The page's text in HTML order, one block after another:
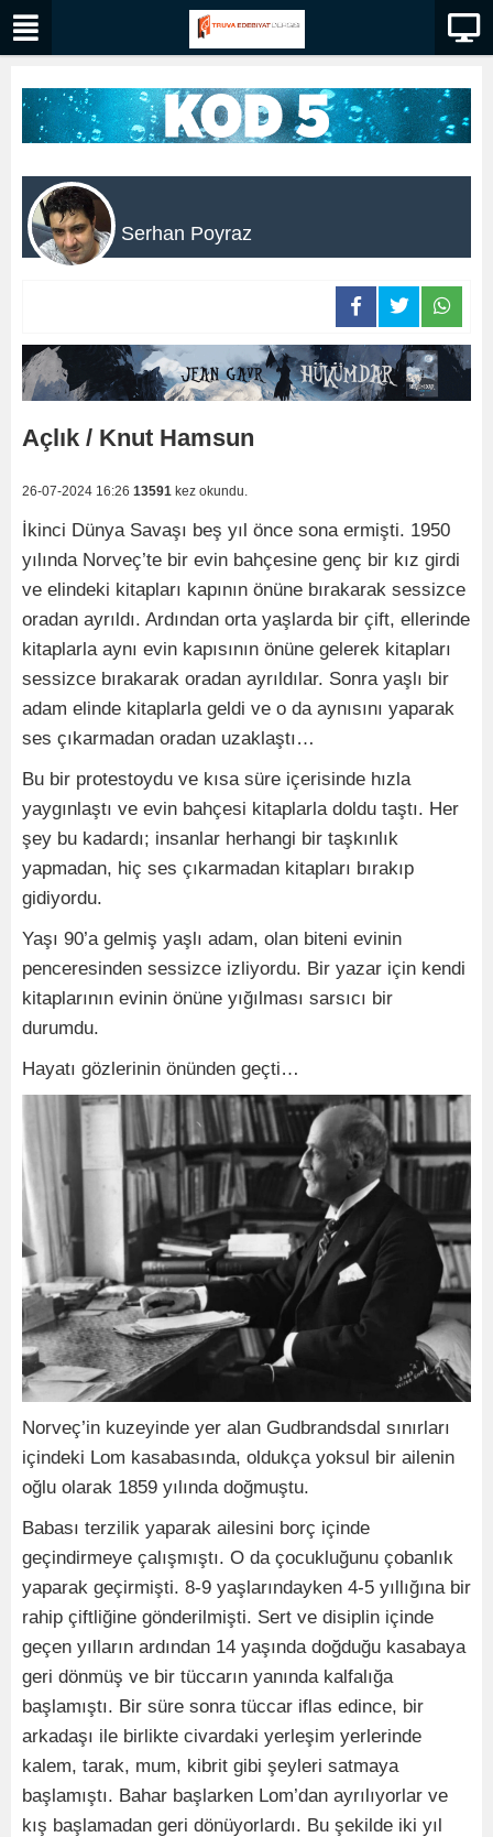
Serhan Poyraz
Açlık / Knut Hamsun
26-07-2024 16:26 13591 kez okundu.
İkinci Dünya Savaşı beş yıl önce sona ermişti. 1950
yılında Norveç’te bir evin bahçesine genç bir kız girdi
ve elindeki kitapları kapının önüne bırakarak sessizce
oradan ayrıldı. Ardından orta yaşlarda bir çift, ellerinde
kitaplarla aynı evin kapısının önüne gelerek kitapları
sessizce bırakarak oradan ayrıldılar. Sonra yaşlı bir
adam elinde kitaplarla geldi ve o da aynısını yaparak
ses çıkarmadan oradan uzaklaştı…
Bu bir protestoydu ve kısa süre içerisinde hızla
yaygınlaştı ve evin bahçesi kitaplarla doldu taştı. Her
şey bu kadardı; insanlar herhangi bir taşkınlık
yapmadan, hiç ses çıkarmadan kitapları bırakıp
gidiyordu.
Yaşı 90’a gelmiş yaşlı adam, olan biteni evinin
penceresinden sessizce izliyordu. Bir yazar için kendi
kitaplarının evinin önüne yığılması sarsıcı bir
durumdu.
Hayatı gözlerinin önünden geçti…
Norveç’in kuzeyinde yer alan Gudbrandsdal sınırları
içindeki Lom kasabasında, oldukça yoksul bir ailenin
oğlu olarak 1859 yılında doğmuştu.
Babası terzilik yaparak ailesini borç içinde
geçindirmeye çalışmıştı. O da çocukluğunu çobanlık
yaparak geçirmişti. 8-9 yaşlarındayken 4-5 yıllığına bir
rahip çiftliğine gönderilmişti. Sert ve disiplin içinde
geçen yılların ardından 14 yaşında doğduğu kasabaya
geri dönmüş ve bir tüccarın yanında kalfalığa
başlamıştı. Bir süre sonra tüccar iflas edince, bir
arkadaşı ile birlikte civardaki yerleşim yerlerinde
kalem, tarak, mum, kibrit gibi şeyleri satmaya
başlamıştı. Bahar başlarken Lom’dan ayrılıyorlar ve
kış başlamadan geri dönüyorlardı. Bu şekilde iki yıl